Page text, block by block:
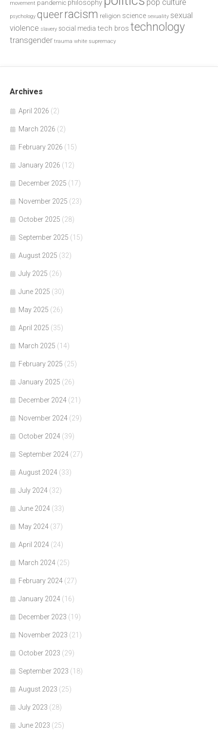
movement pandemic philosophy pop culture
psychology queerracism religion science sexuality sexual
violence slavery social media tech bros technology
transgender trauma white supremacy
Archives
April 2026 (2)
March 2026 (2)
February 2026 (15)
January 2026 (12)
December 2025 (17)
November 2025 (23)
October 2025 (28)
September 2025 (15)
August 2025 (32)
July 2025 (26)
June 2025 (30)
May 2025 (26)
April 2025 (35)
March 2025 (14)
February 2025 (25)
January 2025 (26)
December 2024 (21)
November 2024 (29)
October 2024 (39)
September 2024 (27)
August 2024 (33)
July 2024 (32)
June 2024 (33)
May 2024 (37)
April 2024 (24)
March 2024 (25)
February 2024 (27)
January 2024 (16)
December 2023 (19)
November 2023 (21)
October 2023 (29)
September 2023 (18)
August 2023 (25)
July 2023 (28)
June 2023 (25)